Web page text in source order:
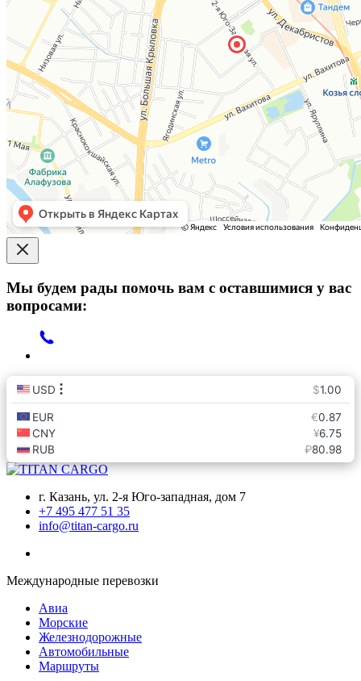
Мы будем рады помочь вам с оставшимися у вас
вопросами:
г. Казань, ул. 2-я Юго-западная, дом 7
+7 495 477 51 35
info@titan-cargo.ru
Международные перевозки
Авиа
Морские
Железнодорожные
Автомобильные
Маршруты